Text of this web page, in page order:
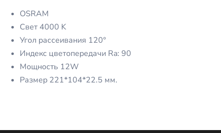
OSRAM
Свет 4000 K
Угол рассеивания 120°
Индекс цветопередачи Ra: 90
Мощность 12W
Размер 221*104*22.5 мм.